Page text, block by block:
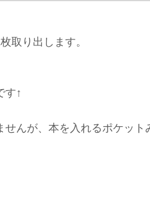
取り出します。
す↑
んが、本を入れるポケット